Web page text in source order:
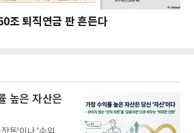
조 퇴직연금 판 흔든다
높은 자산은